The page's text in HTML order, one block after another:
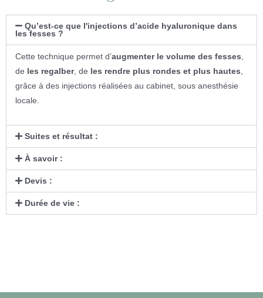
Qu’est-ce que l'injections d’acide hyaluronique dans
les fesses ?
Cette technique permet d’augmenter le volume des fesses
de les regalber, de les rendre plus rondes et plus hautes
grâce à des injections réalisées au cabinet, sous anesthésie
locale.
Suites et résultat :
À savoir :
Devis :
Durée de vie :